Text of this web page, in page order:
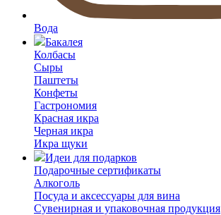
Вода
Бакалея
Колбасы
Сыры
Паштеты
Конфеты
Гастрономия
Красная икра
Черная икра
Икра щуки
Идеи для подарков
Подарочные сертификаты
Алкоголь
Посуда и аксессуары для вина
Сувенирная и упаковочная продукция